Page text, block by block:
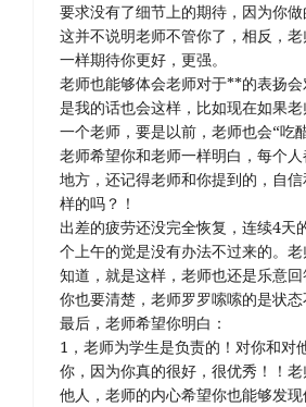
要求没有了细节上的期待，因为你做
这并不说明老师不管你了，相反，
一样期待你更好，更强。
老师也能够体会老师对于**的表扬会
是我的话也会这样，比如现在如果
一个老师，要是以前，老师也会“吃醋
老师希望你和老师一样明白，每个
地方，还记得老师和你提到的，自
样的吗？！
出差的疲劳还没完全恢复，连续4天
个上午的觉是没有办法不过来的。
知道，就是这样，老师也还是乐意
你也要清楚，老师罗罗嗦嗦的是状态
最后，老师希望你明白：
1，老师为学生是负责的！对你和对
你，因为你真的很好，很优秀！！
他人，老师的内心希望你也能够发